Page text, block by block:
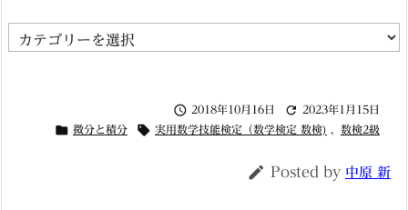
カ
 2018年10月16日  2023年1月15日
 微分と積分  実用数学技能検定（数学検定 数検) 数検2級
 Posted by 中原 新